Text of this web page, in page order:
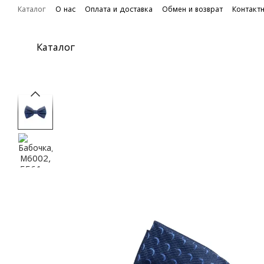
Перейти к основному контенту
Каталог О нас Оплата и доставка Обмен и возврат
Каталог